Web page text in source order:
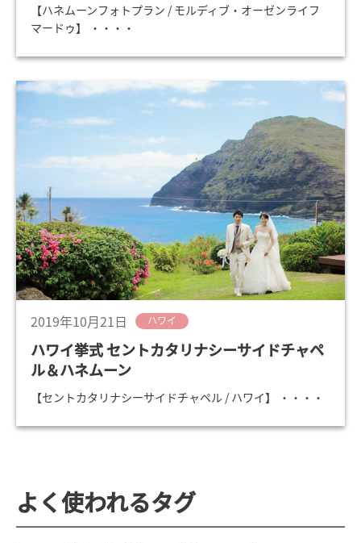
【ハネムーンフォトプラン / モルディブ・オーゼンライフ
マードゥ】 ・・・・
2019年10月21日 ハワイ
ハワイ挙式 セントカタリナシーサイドチャペ
ル＆ハネムーン
【セントカタリナシーサイドチャペル / ハワイ】 ・・・・
よく使われるタグ